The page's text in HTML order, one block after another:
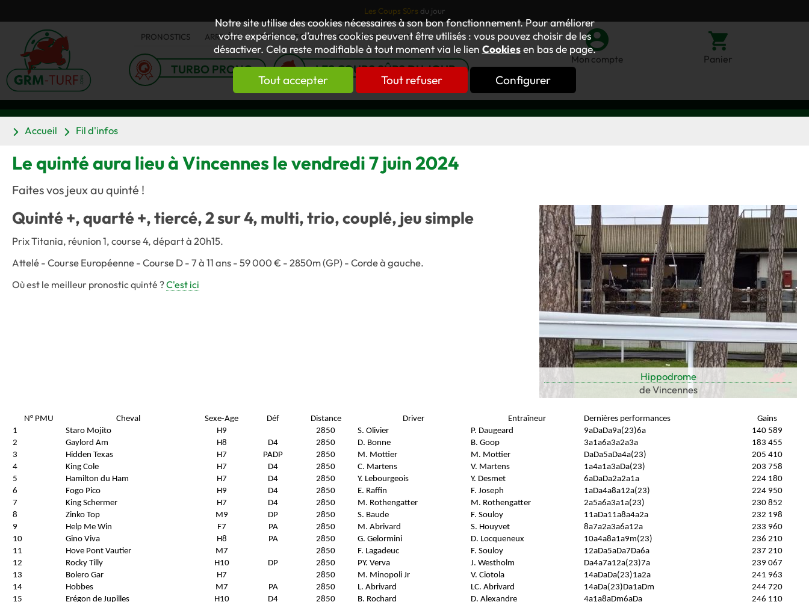
Notre site utilise des cookies nécessaires à son bon fonctionnement. Pour améliorer
votre expérience, d’autres cookies peuvent être utilisés : vous pouvez choisir de les
désactiver. Cela reste modifiable à tout moment via le lien Cookiesen bas de page.
Tout accepter Tout refuser Configurer
Les Coups Sûrs du jour
PRONOSTICS ARRIVÉES ACTUS FORUM OUVRAGES GNT
TURBO PRONO LES COUPS SÛRS DU JOUR
Mon compte Panier
Accueil Fil d'infos
Le quinté aura lieu à Vincennes le vendredi 7 juin 2024
Faites vos jeux au quinté !
Hippodrome
de Vincennes
Quinté +, quarté +, tiercé, 2 sur 4, multi, trio, couplé, jeu simple
Prix Titania, réunion 1, course 4, départ à 20h15.
Attelé - Course Européenne - Course D - 7 à 11 ans - 59 000 € - 2850m (GP) - Corde à gauche.
Où est le meilleur pronostic quinté ?C'est ici
N° PMU Cheval Sexe-Age Déf Distance Driver Entraîneur Dernières performances
Gains
1
Staro Mojito H9 2850 S. Olivier P. Daugeard 9aDaDa9a(23)6a
140 589
2
Gaylord Am H8 D4 2850 D. Bonne B. Goop 3a1a6a3a2a3a
183 455
3
Hidden Texas H7 PADP 2850 M. Mottier M. Mottier DaDa5aDa4a(23)
205 410
4
King Cole H7 D4 2850 C. Martens V. Martens 1a4a1a3aDa(23)
203 758
5
Hamilton du Ham H7 D4 2850 Y. Lebourgeois Y. Desmet 6aDaDa2a2a1a
224 180
6
Fogo Pico H9 D4 2850 E. Raffin F. Joseph 1aDa4a8a12a(23)
224 950
7
King Schermer H7 D4 2850 M. Rothengatter M. Rothengatter 2a5a6a3a1a(23)
230 852
8
Zinko Top M9 DP 2850 S. Baude F. Souloy 11aDa11a8a4a2a
232 198
9
Help Me Win F7 PA 2850 M. Abrivard S. Houyvet 8a7a2a3a6a12a
233 960
10
Gino Viva H8 PA 2850 G. Gelormini D. Locqueneux 10a4a8a1a9m(23)
236 210
11
Hove Pont Vautier M7 2850 F. Lagadeuc F. Souloy 12aDa5aDa7Da6a
237 210
12
Rocky Tilly H10 DP 2850 PY. Verva J. Westholm Da4a7a12a(23)7a
239 067
13
Bolero Gar H7 2850 M. Minopoli Jr V. Ciotola 14aDaDa(23)1a2a
241 963
14
Hobbes M7 PA 2850 L. Abrivard LC. Abrivard 14aDa(23)Da1aDm
244 720
15
Erégon de Jupilles H10 D4 2850 B. Rochard D. Alexandre 4a1a8aDm6aDa
246 110